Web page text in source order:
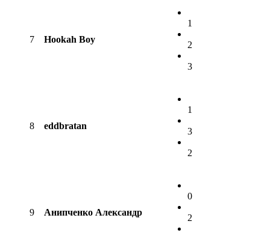
7 Hookah Boy
1
2
3
8 eddbratan
1
3
2
9 Анипченко Александр
0
2